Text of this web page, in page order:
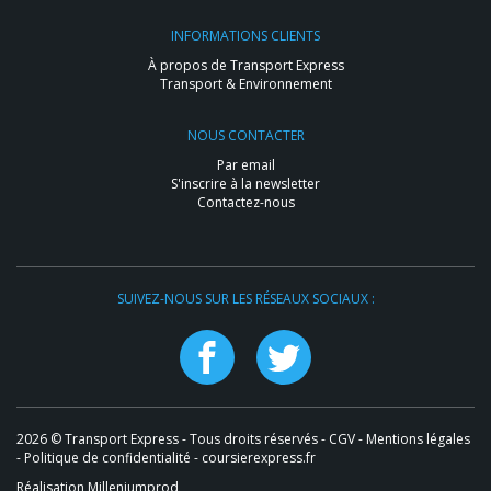
INFORMATIONS CLIENTS
À propos de Transport Express
Transport & Environnement
NOUS CONTACTER
Par email
S'inscrire à la newsletter
Contactez-nous
SUIVEZ-NOUS SUR LES RÉSEAUX SOCIAUX :
2026 © Transport Express - Tous droits réservés - CGV- Mentions légales
- Politique de confidentialité - coursierexpress.fr